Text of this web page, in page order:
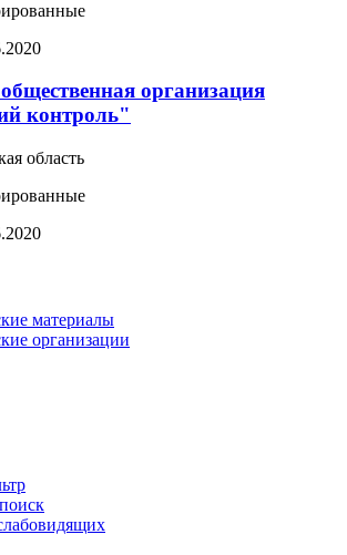
организация
контроль"
область
материалы
организации